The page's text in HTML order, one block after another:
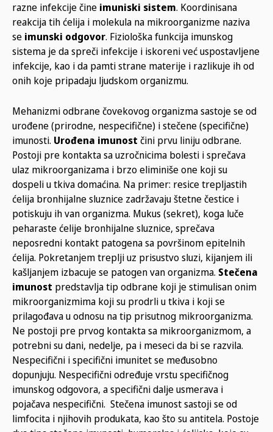
razne infekcije čine imuniski sistem. Koordinisana
reakcija tih ćelija i molekula na mikroorganizme naziva
se imunski odgovor. Fiziološka funkcija imunskog
sistema je da spreči infekcije i iskoreni već uspostavljene
infekcije, kao i da pamti strane materije i razlikuje ih od
onih koje pripadaju ljudskom organizmu.
Mehanizmi odbrane čovekovog organizma sastoje se od
urođene (prirodne, nespecifične) i stečene (specifične)
imunosti. Urođena imunost čini prvu liniju odbrane.
Postoji pre kontakta sa uzročnicima bolesti i sprečava
ulaz mikroorganizama i brzo eliminiše one koji su
dospeli u tkiva domaćina. Na primer: resice trepljastih
ćelija bronhijalne sluznice zadržavaju štetne čestice i
potiskuju ih van organizma. Mukus (sekret), koga luče
peharaste ćelije bronhijalne sluznice, sprečava
neposredni kontakt patogena sa površinom epitelnih
ćelija. Pokretanjem treplji uz prisustvo sluzi, kijanjem ili
kašljanjem izbacuje se patogen van organizma. Stečena
imunost predstavlja tip odbrane koji je stimulisan onim
mikroorganizmima koji su prodrli u tkiva i koji se
prilagođava u odnosu na tip prisutnog mikroorganizma.
Ne postoji pre prvog kontakta sa mikroorganizmom, a
potrebni su dani, nedelje, pa i meseci da bi se razvila.
Nespecifični i specifični imunitet se međusobno
dopunjuju. Nespecifični određuje vrstu specifičnog
imunskog odgovora, a specifični dalje usmerava i
pojačava nespecifični. Stečena imunost sastoji se od
limfocita i njihovih produkata, kao što su antitela. Postoje